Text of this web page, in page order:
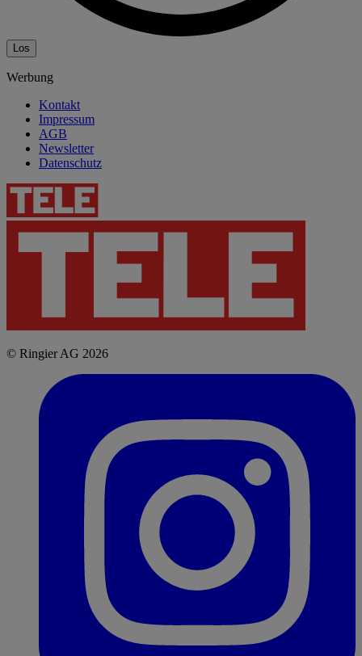
Los
Werbung
Kontakt
Impressum
AGB
Newsletter
Datenschutz
© Ringier AG 2026